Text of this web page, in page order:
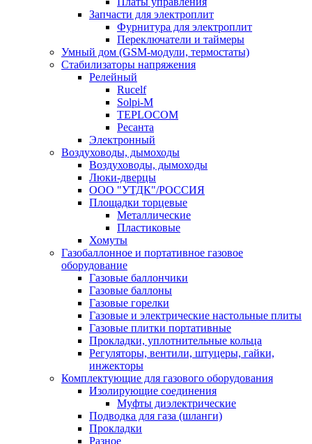
Запчасти для электроплит
Фурнитура для электроплит
Переключатели и таймеры
Умный дом (GSM-модули, термостаты)
Cтабилизаторы напряжения
Релейный
Rucelf
Solpi-M
TEPLOCOM
Ресанта
Электронный
Воздуховоды, дымоходы
Воздуховоды, дымоходы
Люки-дверцы
ООО "УТДК"/РОССИЯ
Площадки торцевые
Металлические
Пластиковые
Хомуты
Газобаллонное и портативное газовое
оборудование
Газовые баллончики
Газовые баллоны
Газовые горелки
Газовые и электрические настольные плиты
Газовые плитки портативные
Прокладки, уплотнительные кольца
Регуляторы, вентили, штуцеры, гайки,
инжекторы
Комплектующие для газового оборудования
Изолирующие соединения
Муфты диэлектрические
Подводка для газа (шланги)
Прокладки
Разное